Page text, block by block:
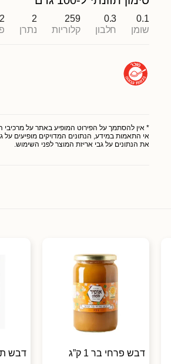
0.1
שומן
0.3
חלבון
259
קלוריות
2
נתרן
* אין להסתמך על הפירוט המופיע באתר על מרכיבי
אי התאמות במידע, הנתונים המדויקים מופיעים על
את הנתונים על גבי אריזת המוצר לפני השימוש.
דבש פרחי בר 1 ק”ג דבש תלתן